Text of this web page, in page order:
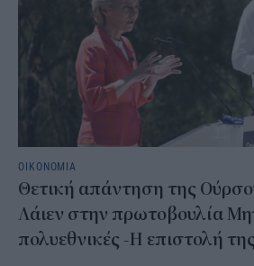
ΟΙΚΟΝΟΜΙΑ
Θετική απάντηση της
Λάιεν στην πρωτοβουλία
πολυεθνικές -Η επιστολή της